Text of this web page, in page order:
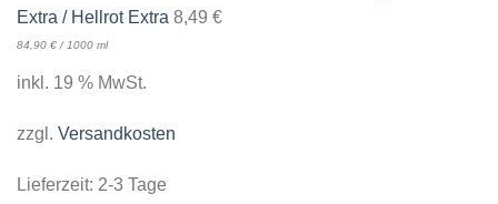
Extra / Hellrot Extra 8,49 €
84,90 € / 1000 ml
inkl. 19 % MwSt.
zzgl. Versandkosten
Lieferzeit: 2-3 Tage